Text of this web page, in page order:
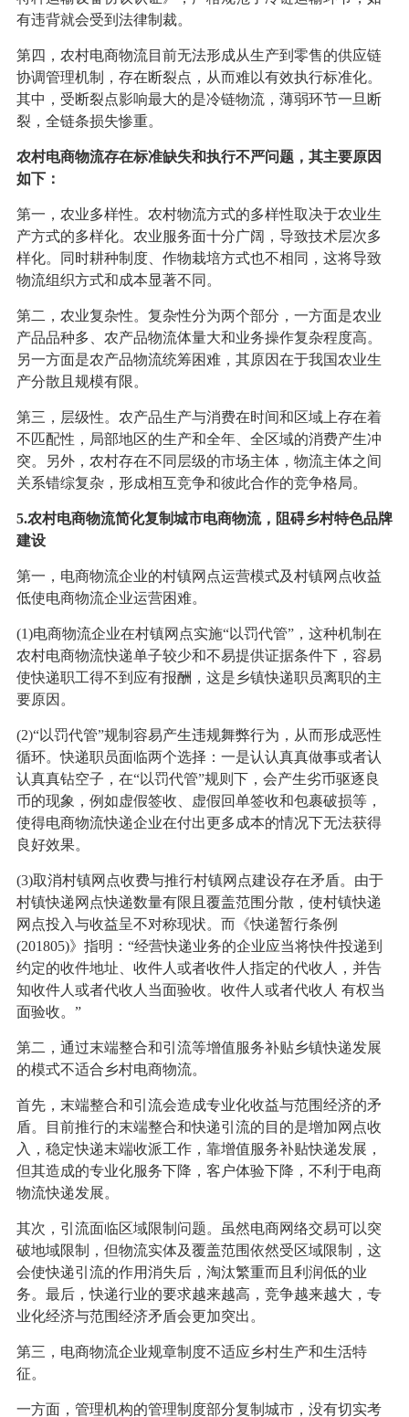
有违背就会受到法律制裁。
第四，农村电商物流目前无法形成从生产到零售的供应链
协调管理机制，存在断裂点，从而难以有效执行标准化。
其中，受断裂点影响最大的是冷链物流，薄弱环节一旦断
裂，全链条损失惨重。
农村电商物流存在标准缺失和执行不严问题，其主要原因
如下：
第一，农业多样性。农村物流方式的多样性取决于农业生
产方式的多样化。农业服务面十分广阔，导致技术层次多
样化。同时耕种制度、作物栽培方式也不相同，这将导致
物流组织方式和成本显著不同。
第二，农业复杂性。复杂性分为两个部分，一方面是农业
产品品种多、农产品物流体量大和业务操作复杂程度高。
另一方面是农产品物流统筹困难，其原因在于我国农业生
产分散且规模有限。
第三，层级性。农产品生产与消费在时间和区域上存在着
不匹配性，局部地区的生产和全年、全区域的消费产生冲
突。另外，农村存在不同层级的市场主体，物流主体之间
关系错综复杂，形成相互竞争和彼此合作的竞争格局。
5.农村电商物流简化复制城市电商物流，阻碍乡村特色品牌
建设
第一，电商物流企业的村镇网点运营模式及村镇网点收益
低使电商物流企业运营困难。
(1)电商物流企业在村镇网点实施“以罚代管”，这种机制在
农村电商物流快递单子较少和不易提供证据条件下，容易
使快递职工得不到应有报酬，这是乡镇快递职员离职的主
要原因。
(2)“以罚代管”规制容易产生违规舞弊行为，从而形成恶性
循环。快递职员面临两个选择：一是认认真真做事或者认
认真真钻空子，在“以罚代管”规则下，会产生劣币驱逐良
币的现象，例如虚假签收、虚假回单签收和包裹破损等，
使得电商物流快递企业在付出更多成本的情况下无法获得
良好效果。
(3)取消村镇网点收费与推行村镇网点建设存在矛盾。由于
村镇快递网点快递数量有限且覆盖范围分散，使村镇快递
网点投入与收益呈不对称现状。而《快递暂行条例
(201805)》指明：“经营快递业务的企业应当将快件投递到
约定的收件地址、收件人或者收件人指定的代收人，并告
知收件人或者代收人当面验收。收件人或者代收人 有权当
面验收。”
第二，通过末端整合和引流等增值服务补贴乡镇快递发展
的模式不适合乡村电商物流。
首先，末端整合和引流会造成专业化收益与范围经济的矛
盾。目前推行的末端整合和快递引流的目的是增加网点收
入，稳定快递末端收派工作，靠增值服务补贴快递发展，
但其造成的专业化服务下降，客户体验下降，不利于电商
物流快递发展。
其次，引流面临区域限制问题。虽然电商网络交易可以突
破地域限制，但物流实体及覆盖范围依然受区域限制，这
会使快递引流的作用消失后，淘汰繁重而且利润低的业
务。最后，快递行业的要求越来越高，竞争越来越大，专
业化经济与范围经济矛盾会更加突出。
第三，电商物流企业规章制度不适应乡村生产和生活特
征。
一方面，管理机构的管理制度部分复制城市，没有切实考